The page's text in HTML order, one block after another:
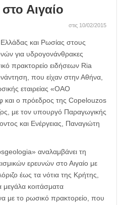
Αιγαίο
στις 10/02/2015
και Ρωσίας στους
για υδρογονάνθρακες
πρακτορείο ειδήσεων Ria
που είχαν στην Αθήνα,
εταιρείας «OAO
ο πρόεδρος της Copelouzos
με τον υπουργό Παραγωγικής
και Ενέργειας, Παναγιώτη
αναλαμβάνει τη
ερευνών στο Αιγαίο με
έως τα νότια της Κρήτης,
μεγάλα κοιτάσματα
με το ρωσικό πρακτορείο, που